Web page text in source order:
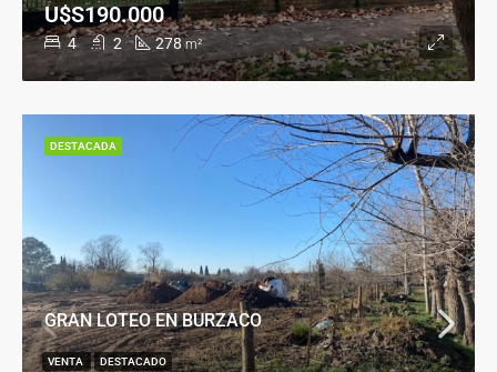
4 2 278 m²
U$S190.000
GRAN LOTEO EN BURZACO
VENTA DESTACADO
DESTACADA